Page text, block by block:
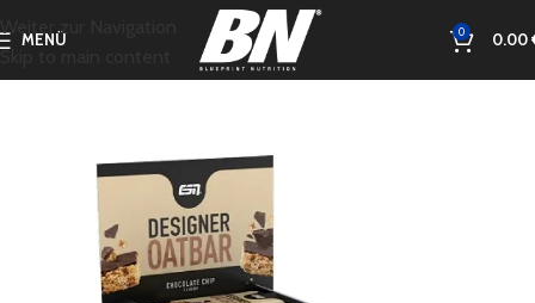
Weiter zur Navigation
Skip to main content
MENÜ 0 0.00